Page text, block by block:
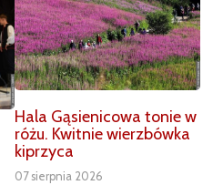
Hala Gąsienicowa tonie w
różu. Kwitnie wierzbówka
kiprzyca
07 sierpnia 2026